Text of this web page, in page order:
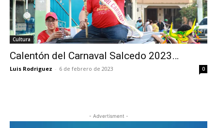
Cultura
Calentón del Carnaval Salcedo 2023…
Luis Rodriguez - 6 de febrero de 2023 0
- Advertisment -